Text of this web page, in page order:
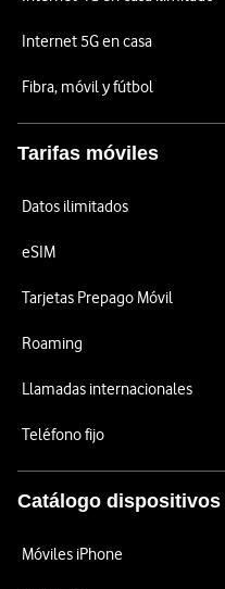
Internet 5G en casa
Fibra, móvil y fútbol
Tarifas móviles
Datos ilimitados
eSIM
Tarjetas Prepago Móvil
Roaming
Llamadas internacionales
Teléfono fijo
Catálogo dispositivos
Móviles iPhone